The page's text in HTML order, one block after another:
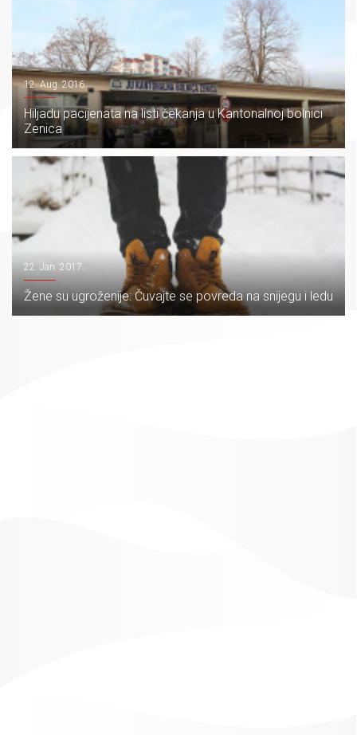
12. Aug. 2016.
Hiljadu pacijenata na listi čekanja u Kantonalnoj bolnici
Zenica
22. Jan. 2017.
Žene su ugroženije: Čuvajte se povreda na snijegu i ledu